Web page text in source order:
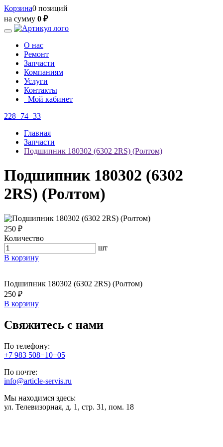
Корзина0 позиций
на сумму 0 ₽
О нас
Ремонт
Запчасти
Компаниям
Услуги
Контакты
Мой кабинет
228−74−33
Главная
Запчасти
Подшипник 180302 (6302 2RS) (Ролтом)
Подшипник 180302 (6302
2RS) (Ролтом)
250 ₽
Количество
шт
В корзину
Подшипник 180302 (6302 2RS) (Ролтом)
250 ₽
В корзину
Свяжитесь с нами
По телефону:
+7 983 508−10−05
По почте:
info@article-servis.ru
Мы находимся здесь:
ул. Телевизорная, д. 1, стр. 31, пом. 18